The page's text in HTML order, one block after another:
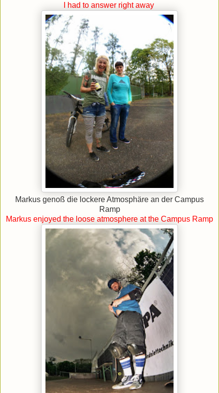
I had to answer right away
Markus genoß die lockere Atmosphäre an der Campus
Ramp
Markus enjoyed the loose atmosphere at the Campus Ramp